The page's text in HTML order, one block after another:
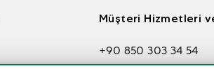
Müşteri Hizmetleri
+90 850 303 34 54